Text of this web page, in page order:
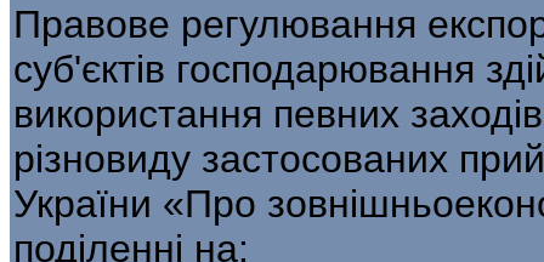
Правове регулювання
суб'єктів гос­подарювання
використання певних
різновиду застосованих
України «Про
поділенні на: